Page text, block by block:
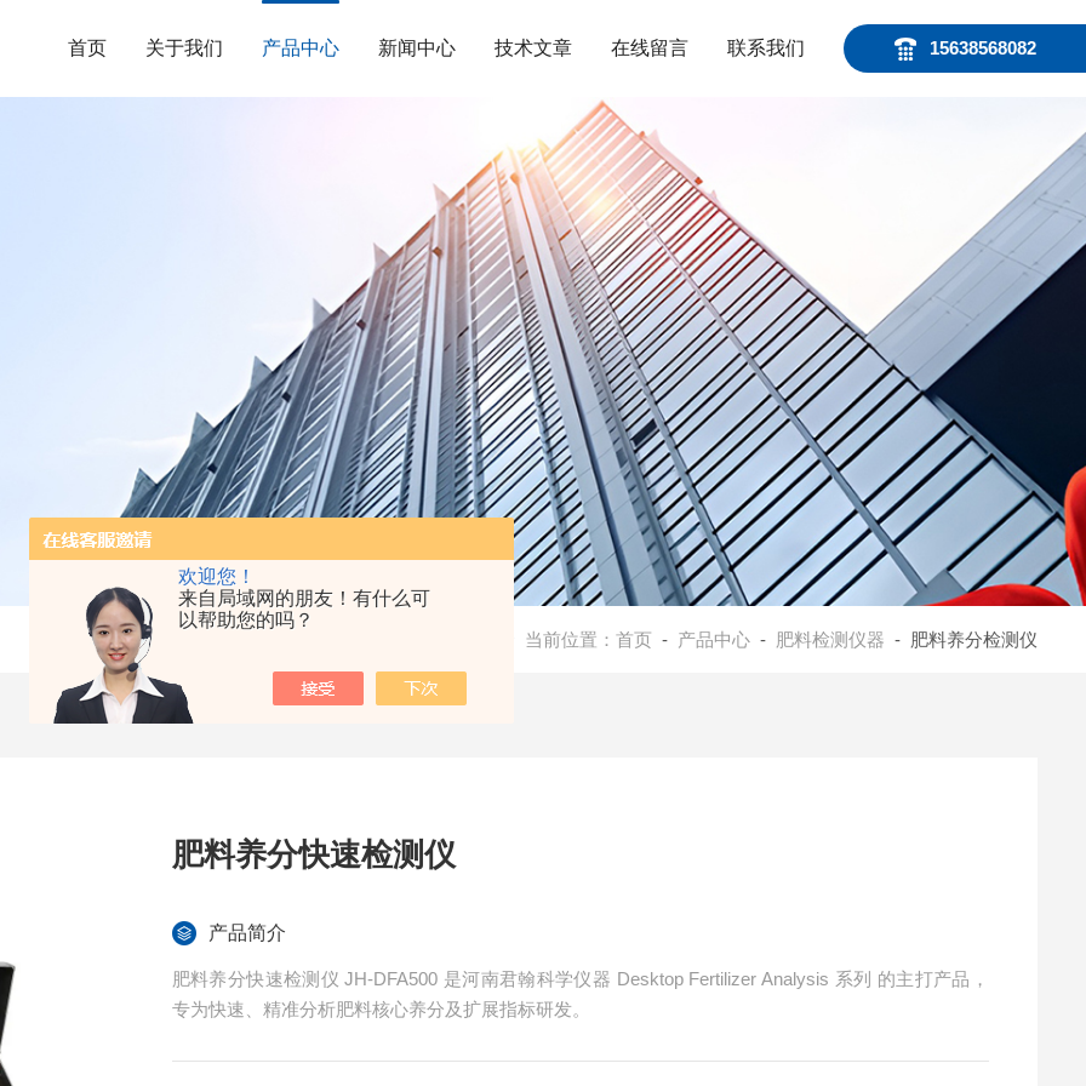
欢迎您！
来自局域网的朋友！有什么可
以帮助您的吗？
15638568082
首页 关于我们 产品中心 新闻中心 技术文章 在线留言 联系我们
当前位置： 首页 - 产品中心- 肥料检测仪器 - 肥料养分检测仪
肥料养分快速检测仪
产品简介
肥料养分快速检测仪 JH-DFA500 是河南君翰科学仪器 Desktop Fertilizer Analysis 系列 的主打产品，
专为快速、精准分析肥料核心养分及扩展指标研发。